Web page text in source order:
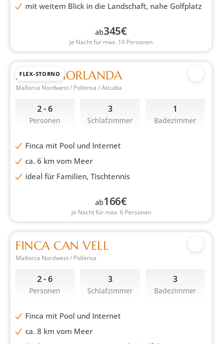
mit weitem Blick in die Landschaft, nahe Golfplatz
ab345€
je Nacht für max. 10 Personen
FLEX-STORNO
FINCA MORLANDA
Mallorca Nordwest / Pollensa / Alcudia
2 - 6
Personen
3
Schlafzimmer
1
Badezimmer
Finca mit Pool und Internet
ca. 6 km vom Meer
ideal für Familien, Tischtennis
ab166€
je Nacht für max. 6 Personen
FINCA CAN VELL
Mallorca Nordwest / Pollensa
2 - 6
Personen
3
Schlafzimmer
3
Badezimmer
Finca mit Pool und Internet
ca. 8 km vom Meer